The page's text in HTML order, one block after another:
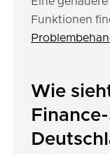
Funktionen
Wie